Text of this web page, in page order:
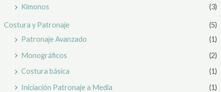
Kimonos
(3)
Costura y Patronaje
(5)
Patronaje Avanzado
(1)
Monográficos
(2)
Costura básica
(1)
Iniciación Patronaje a Media
(1)